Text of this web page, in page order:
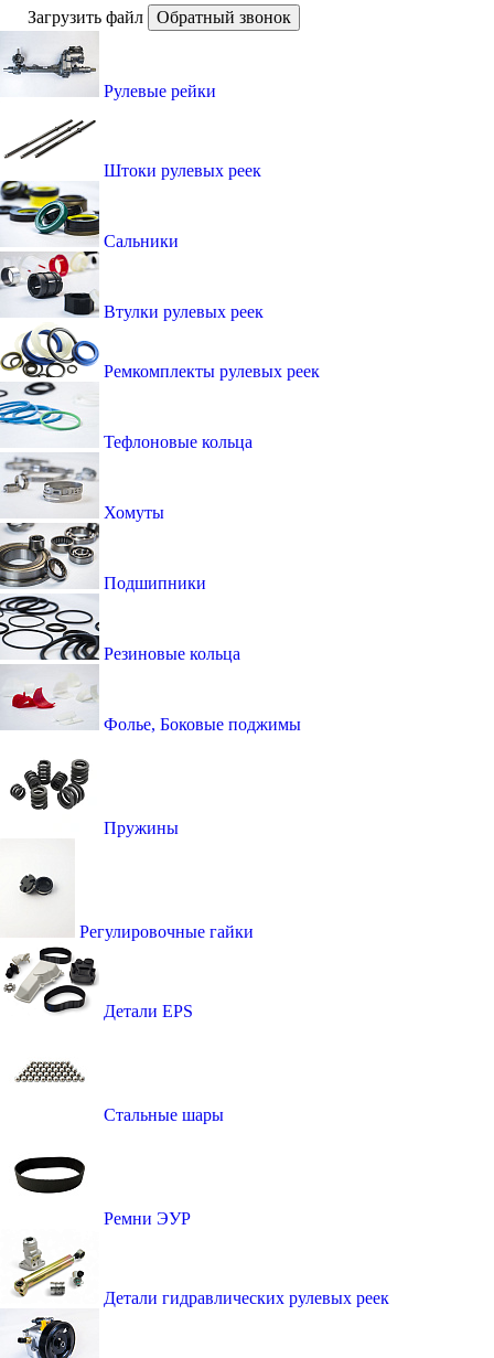
Загрузить файл
Обратный звонок
Рулевые рейки
Штоки рулевых реек
Сальники
Втулки рулевых реек
Ремкомплекты рулевых реек
Тефлоновые кольца
Хомуты
Подшипники
Резиновые кольца
Фолье, Боковые поджимы
Пружины
Регулировочные гайки
Детали EPS
Стальные шары
Ремни ЭУР
Детали гидравлических рулевых реек